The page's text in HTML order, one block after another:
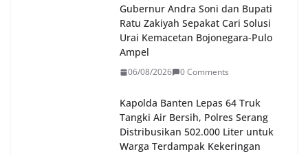
Gubernur Andra Soni dan Bupati
Ratu Zakiyah Sepakat Cari Solusi
Urai Kemacetan Bojonegara-Pulo
Ampel
06/08/2026 0 Comments
Kapolda Banten Lepas 64 Truk
Tangki Air Bersih, Polres Serang
Distribusikan 502.000 Liter untuk
Warga Terdampak Kekeringan